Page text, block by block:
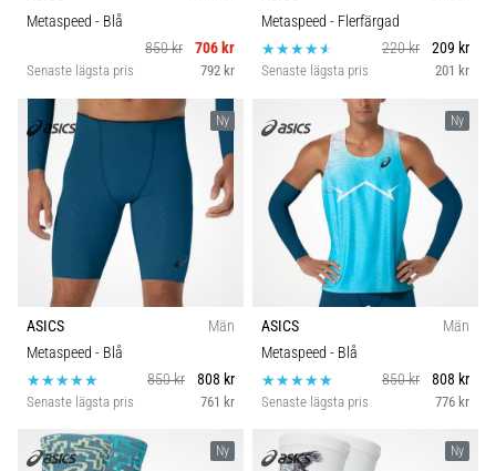
Metaspeed - Blå
850 kr
706 kr
Senaste lägsta pris 792 kr
Metaspeed - Flerfärgad
220 kr
209 kr
Senaste lägsta pris 201 kr
Ny
ASICS
Män
Metaspeed - Blå
850 kr
808 kr
Senaste lägsta pris 761 kr
Ny
ASICS
Män
Metaspeed - Blå
850 kr
808 kr
Senaste lägsta pris 776 kr
Ny Ny